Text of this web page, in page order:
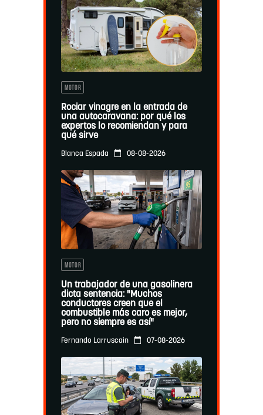
MOTOR
Rociar vinagre en la entrada de
una autocaravana: por qué los
expertos lo recomiendan y para
qué sirve
Blanca Espada 08-08-2026
MOTOR
Un trabajador de una gasolinera
dicta sentencia: "Muchos
conductores creen que el
combustible más caro es mejor,
pero no siempre es así"
Fernando Larruscain 07-08-2026